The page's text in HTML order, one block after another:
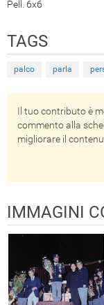
Pell. 6x6
TAGS
palco parla
Il tuo contributo è
commento alla
migliorare il
IMMAGINI